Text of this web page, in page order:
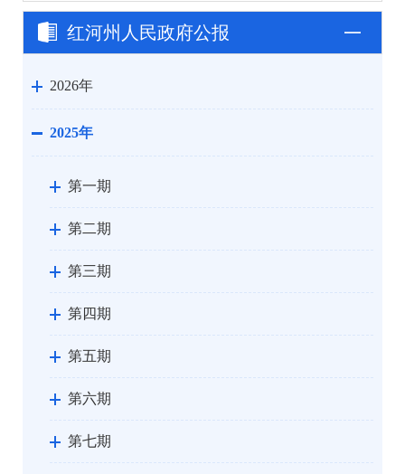
红河州人民政府公报
2026年
2025年
第一期
第二期
第三期
第四期
第五期
第六期
第七期